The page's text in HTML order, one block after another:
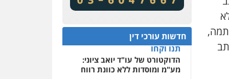
ודחיקת אזכורים שליליים
שירותים מקצועיים לעורכי
0522508109
אחסון אתרים
מהירות הגנה גיבוי
חדשות עורכי דין
תנו וקחו
כנס 60 שנה לחוק הירושה:
המתח שבין חוק יחסי ממון
לבין חוק הירושה